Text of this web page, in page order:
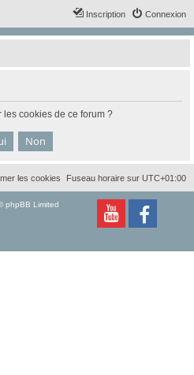
Connexion
Inscription
les cookies de ce forum ?
Fuseau horaire sur UTC+01:00
les cookies
phpBB Limited